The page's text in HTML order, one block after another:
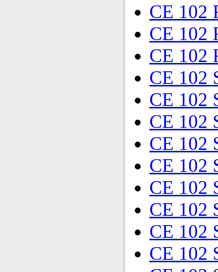
CE 102
CE 102
CE 102
CE 102
CE 102
CE 102
CE 102
CE 102
CE 102
CE 102
CE 102
CE 102